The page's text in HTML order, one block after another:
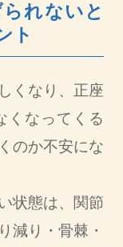
れないと
ト
くなり、正座
くなってくる
のか不安にな
状態は、関節
減り・骨棘・